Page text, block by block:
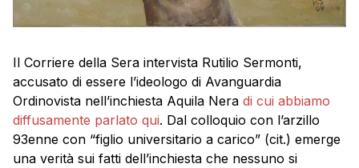
Il Corriere della Sera intervista Rutilio Sermonti,
accusato di essere l’ideologo di Avanguardia
Ordinovista nell’inchiesta Aquila Nera di cui abbiamo
diffusamente parlato qui. Dal colloquio con l’arzillo
93enne con “figlio universitario a carico” (cit.) emerge
una verità sui fatti dell’inchiesta che nessuno si